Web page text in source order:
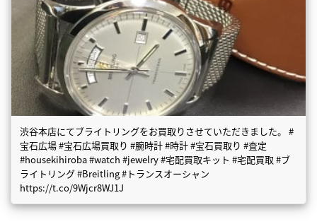
渋谷本店にてブライトリングをお買取りさせていただきました。 #
宝石広場 #宝石広場買取り #腕時計 #時計 #宝石買取り #査定
#housekihiroba #watch #jewelry #宅配買取キット #宅配買取 #ブ
ライトリング #Breitling #トランスオーシャン
https://t.co/9Wjcr8WJ1J